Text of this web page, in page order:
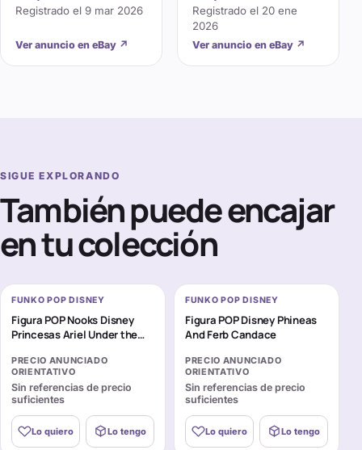
Registrado el 9 mar 2026
Ver anuncio en eBay ↗
Registrado el 20 ene
2026
Ver anuncio en eBay ↗
SIGUE EXPLORANDO
También puede encajar
en tu colección
FUNKO POP DISNEY
Figura POP Nooks Disney
Princesas Ariel Under the
PRECIO ANUNCIADO
ORIENTATIVO
Sin referencias de precio
suficientes
Lo quiero Lo tengo
FUNKO POP DISNEY
Figura POP Disney Phineas
And Ferb Candace
PRECIO ANUNCIADO
ORIENTATIVO
Sin referencias de precio
suficientes
Lo quiero Lo tengo